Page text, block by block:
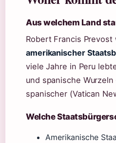
Aus welchem Land
Robert Francis Prevost
amerikanischer
viele Jahre in Peru
und spanische
spanischer (Vatican
Welche
Amerikanische